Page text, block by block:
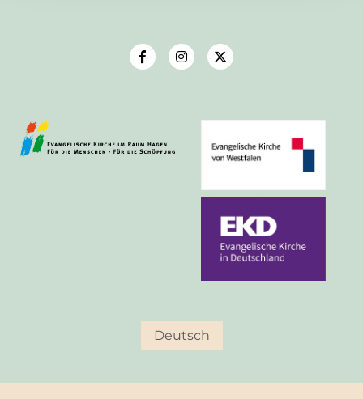
Deutsch